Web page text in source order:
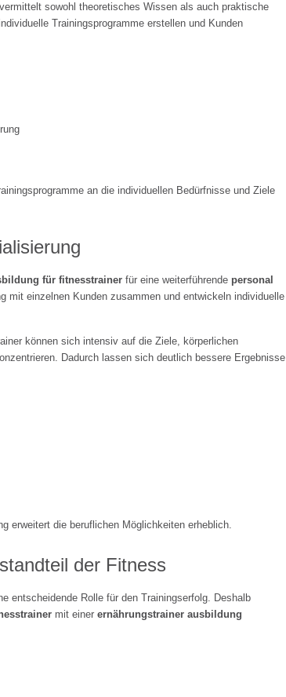
vermittelt sowohl theoretisches Wissen als auch praktische
Trainingsprogramme erstellen und Kunden
an die individuellen Bedürfnisse und Ziele
für fitnesstrainer für eine weiterführende personal
mit einzelnen Kunden zusammen und entwickeln individuelle
können sich intensiv auf die Ziele, körperlichen
Dadurch lassen sich deutlich bessere Ergebnisse
erweitert die beruflichen Möglichkeiten erheblich.
der Fitness
entscheidende Rolle für den Trainingserfolg. Deshalb
mit einer ernährungstrainer ausbildung